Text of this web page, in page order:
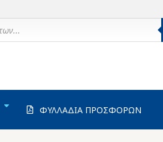
OPEN ΑΝΤΑΛΛΑΚΤΙΚΑ & ΕΞΑΡΤΗΜΑΤΑ
ΦΥΛΛΑΔΙΑ ΠΡΟΣΦΟΡΩΝ